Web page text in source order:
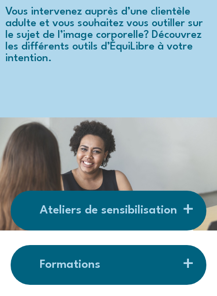
Vous intervenez auprès d’une clientèle
adulte et vous souhaitez vous outiller sur
le sujet de l’image corporelle? Découvrez
les différents outils d’ÉquiLibre à votre
intention.
Ateliers de sensibilisation
Formations